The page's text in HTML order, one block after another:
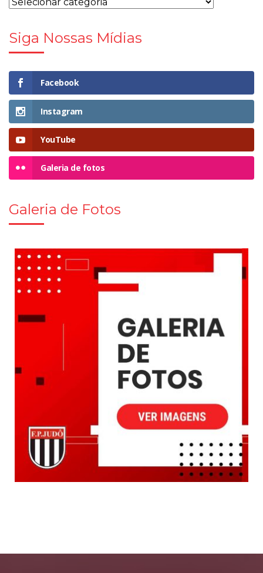
Siga Nossas Mídias
Facebook
Instagram
YouTube
Galeria de fotos
Galeria de Fotos